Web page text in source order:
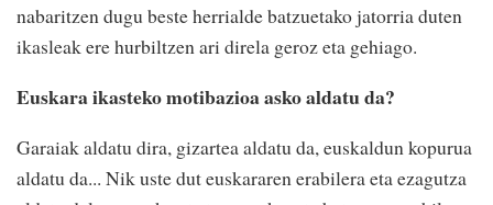
nabaritzen dugu beste herrialde batzuetako jatorria duten
ikasleak ere hurbiltzen ari direla geroz eta gehiago.
Euskara ikasteko motibazioa asko aldatu da?
Garaiak aldatu dira, gizartea aldatu da, euskaldun kopurua
aldatu da... Nik uste dut euskararen erabilera eta ezagutza